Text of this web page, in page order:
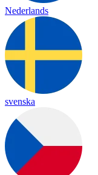
Nederlands
svenska